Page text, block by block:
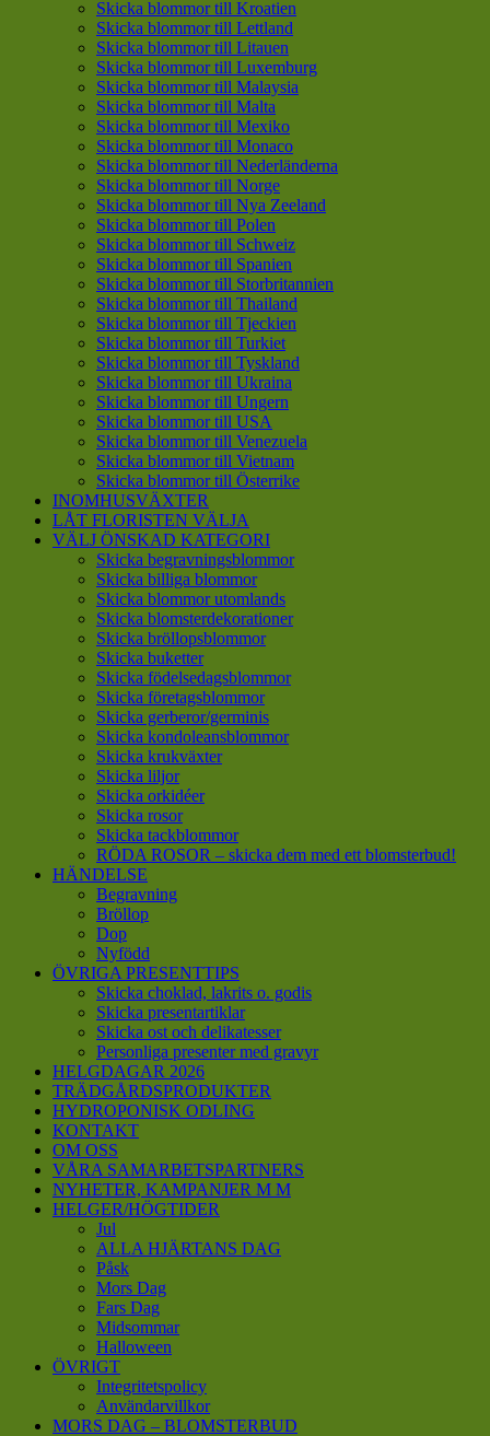
Skicka blommor till Kroatien
Skicka blommor till Lettland
Skicka blommor till Litauen
Skicka blommor till Luxemburg
Skicka blommor till Malaysia
Skicka blommor till Malta
Skicka blommor till Mexiko
Skicka blommor till Monaco
Skicka blommor till Nederländerna
Skicka blommor till Norge
Skicka blommor till Nya Zeeland
Skicka blommor till Polen
Skicka blommor till Schweiz
Skicka blommor till Spanien
Skicka blommor till Storbritannien
Skicka blommor till Thailand
Skicka blommor till Tjeckien
Skicka blommor till Turkiet
Skicka blommor till Tyskland
Skicka blommor till Ukraina
Skicka blommor till Ungern
Skicka blommor till USA
Skicka blommor till Venezuela
Skicka blommor till Vietnam
Skicka blommor till Österrike
INOMHUSVÄXTER
LÅT FLORISTEN VÄLJA
VÄLJ ÖNSKAD KATEGORI
Skicka begravningsblommor
Skicka billiga blommor
Skicka blommor utomlands
Skicka blomsterdekorationer
Skicka bröllopsblommor
Skicka buketter
Skicka födelsedagsblommor
Skicka företagsblommor
Skicka gerberor/germinis
Skicka kondoleansblommor
Skicka krukväxter
Skicka liljor
Skicka orkidéer
Skicka rosor
Skicka tackblommor
RÖDA ROSOR – skicka dem med ett blomsterbud!
HÄNDELSE
Begravning
Bröllop
Dop
Nyfödd
ÖVRIGA PRESENTTIPS
Skicka choklad, lakrits o. godis
Skicka presentartiklar
Skicka ost och delikatesser
Personliga presenter med gravyr
HELGDAGAR 2026
TRÄDGÅRDSPRODUKTER
HYDROPONISK ODLING
KONTAKT
OM OSS
VÅRA SAMARBETSPARTNERS
NYHETER, KAMPANJER M M
HELGER/HÖGTIDER
Jul
ALLA HJÄRTANS DAG
Påsk
Mors Dag
Fars Dag
Midsommar
Halloween
ÖVRIGT
Integritetspolicy
Användarvillkor
MORS DAG – BLOMSTERBUD